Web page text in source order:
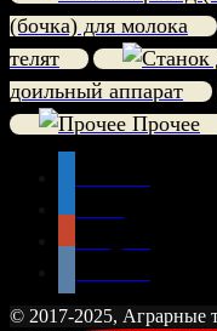
(бочка) для молока
телят
доильный аппарат
Прочее
© 2017-2025, Аграрные